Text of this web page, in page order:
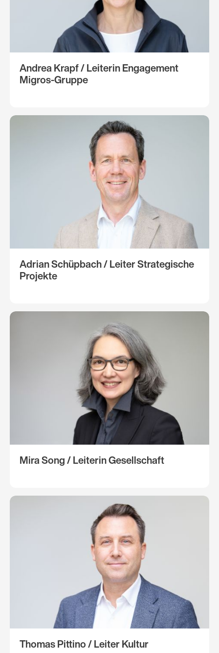
Andrea Krapf / Leiterin Engagement
Migros-Gruppe​
Adrian Schüpbach / Leiter Strategische
Projekte​
Mira Song / Leiterin Gesellschaft​
Thomas Pittino / Leiter Kultur